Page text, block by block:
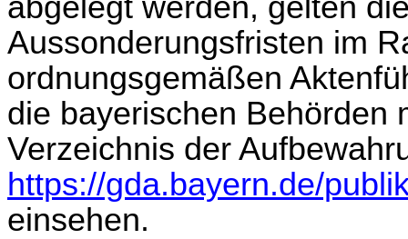
abgelegt werden, gelten
Aussonderungsfristen im
ordnungsgemäßen
die bayerischen Behörden
Verzeichnis der
https://gda.bayern.de/
einsehen.